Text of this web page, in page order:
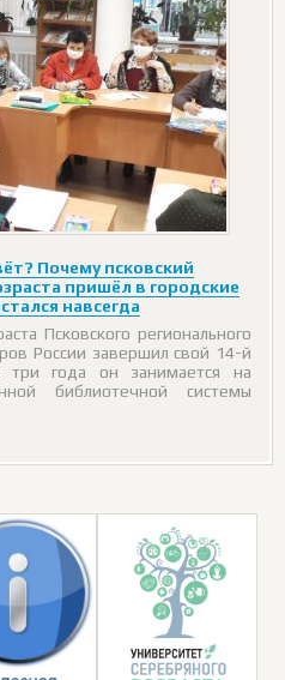
Почему псковский
пришёл в городские
навсегда
Псковского регионального
России завершил свой 14-й
три года он занимается на
библиотечной системы